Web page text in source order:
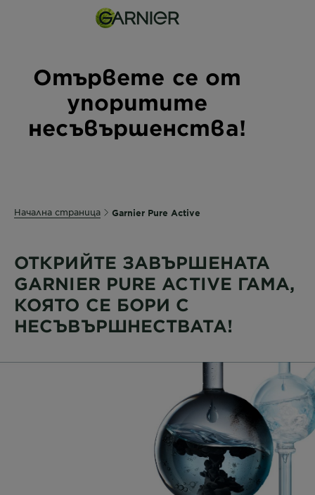
Отървете се от
упоритите
несъвършенства!
Начална страница Garnier Pure Active
ОТКРИЙТЕ ЗАВЪРШЕНАТА
GARNIER PURE ACTIVE ГАМА,
КОЯТО СЕ БОРИ С
НЕСЪВЪРШНЕСТВАТА!